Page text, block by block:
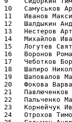
10
11   Иванов
12
13   Нестеров
14   Михайлов
15   Логутев
16   Воронов
17   Чеботков
18   Шапиро
19
20
21
22
23
24